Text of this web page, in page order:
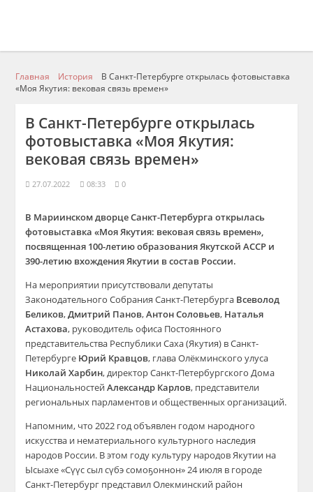
Главная История
В Санкт-Петербурге открылась фотовыставка
«Моя Якутия: вековая связь времен»
В Санкт-Петербурге открылась
фотовыставка «Моя Якутия:
вековая связь времен»
27.07.2022 08:33 0
В Мариинском дворцеСанкт-Петербурга открылась
фотовыставка «Моя Якутия: вековая связь времен»,
посвященная 100-летию образования Якутской АССР и
390-летию вхождения Якутии в состав России.
На мероприятии присутствовали депутаты
Законодательного Собрания Санкт-Петербурга Всеволод
Беликов,Дмитрий Панов,Антон Соловьев, Наталья
Астахова, руководитель офиса Постоянного
представительства Республики Саха (Якутия) в Санкт-
Петербурге Юрий Кравцов, глава Олёкминского улуса
Николай Харбин, директор Санкт-Петербургского Дома
НациональностейАлександр Карлов, представители
региональных парламентов и общественных организаций.
Напомним, что 2022 год объявлен годом народного
искусства и нематериального культурного наследия
народов России. В этом году культуру народов Якутии на
Ысыахе «Сүүс сыл сүбэ сомоҕоннон» 24 июля в городе
Санкт-Петербург представил Олекминский район